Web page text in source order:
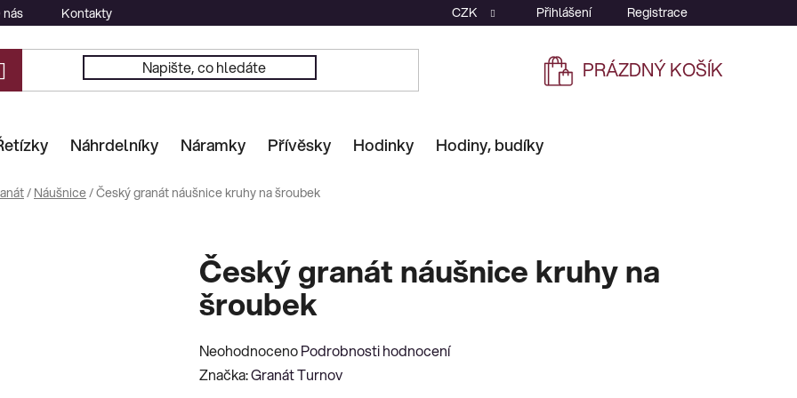
nás Kontakty CZK Přihlášení Registrace
NÁKUPNÍ
PRÁZDNÝ KOŠÍK
Náhrdelníky Náramky Přívěsky Hodinky Hodiny, budíky
/ Náušnice/Český granát náušnice kruhy na šroubek
Český granát náušnice kruhy na
šroubek
Průměrné
hodnocení
NeohodnocenoPodrobnosti hodnocení
Značka:Granát Turnov